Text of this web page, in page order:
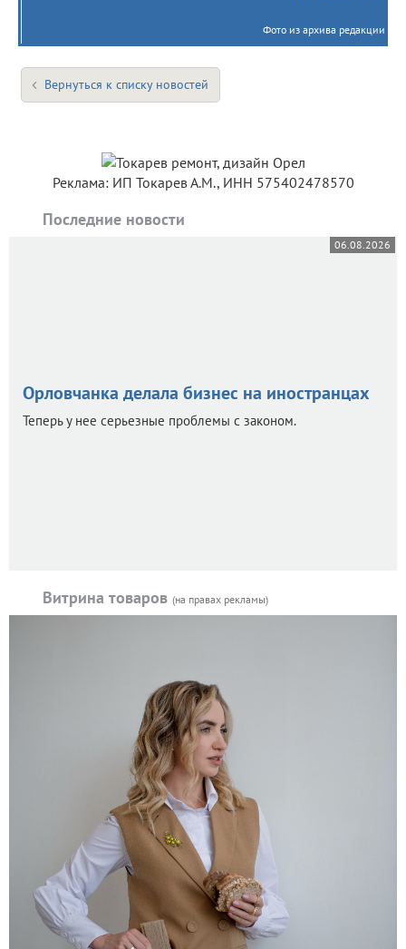
Фото из архива редакции
Вернуться к списку новостей
Реклама: ИП Токарев А.М., ИНН 575402478570
Последние новости
06.08.2026
Орловчанка делала бизнес на иностранцах
Теперь у нее серьезные проблемы с законом.
Витрина товаров (на правах рекламы)